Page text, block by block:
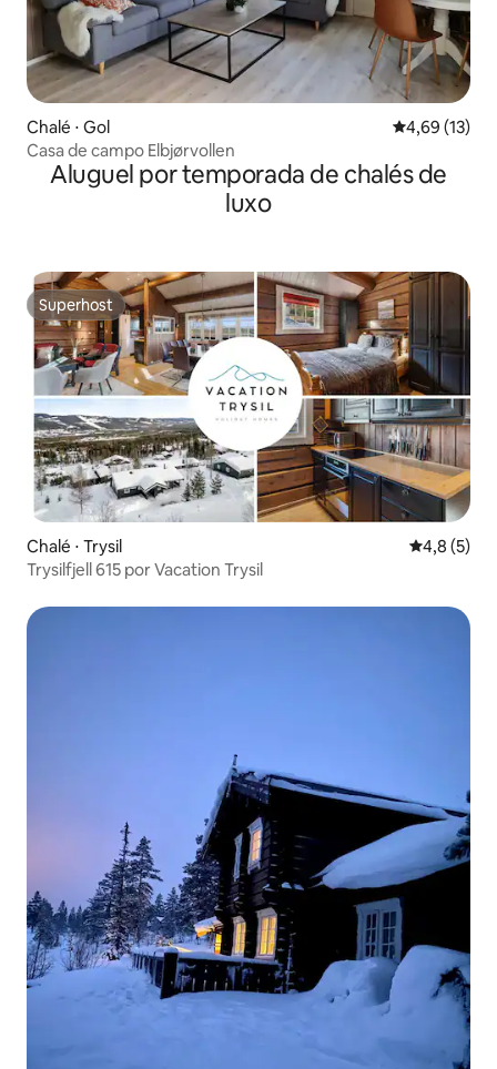
Chalé ⋅ Gol 4,69 de uma
4,69 (13)
Casa de campo Elbjørvollen
Aluguel por temporada de chalés de
luxo
Superhost
Superhost
Chalé ⋅ Trysil 4,8 de
4,8 (5)
Trysilfjell 615 por Vacation Trysil